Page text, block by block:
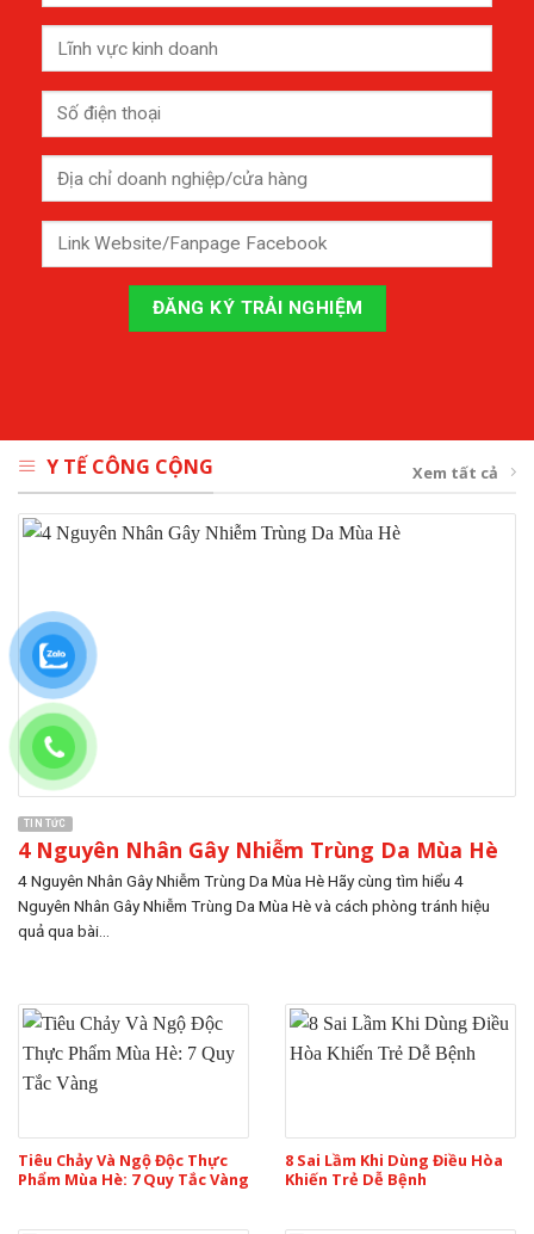
Y TẾ CÔNG CỘNG Xem tất cả
TIN TỨC
4 Nguyên Nhân Gây Nhiễm Trùng Da Mùa Hè
4 Nguyên Nhân Gây Nhiễm Trùng Da Mùa Hè Hãy cùng tìm hiểu 4
Nguyên Nhân Gây Nhiễm Trùng Da Mùa Hè và cách phòng tránh hiệu
quả qua bài...
Tiêu Chảy Và Ngộ Độc Thực
Phẩm Mùa Hè: 7 Quy Tắc Vàng
8 Sai Lầm Khi Dùng Điều Hòa
Khiến Trẻ Dễ Bệnh